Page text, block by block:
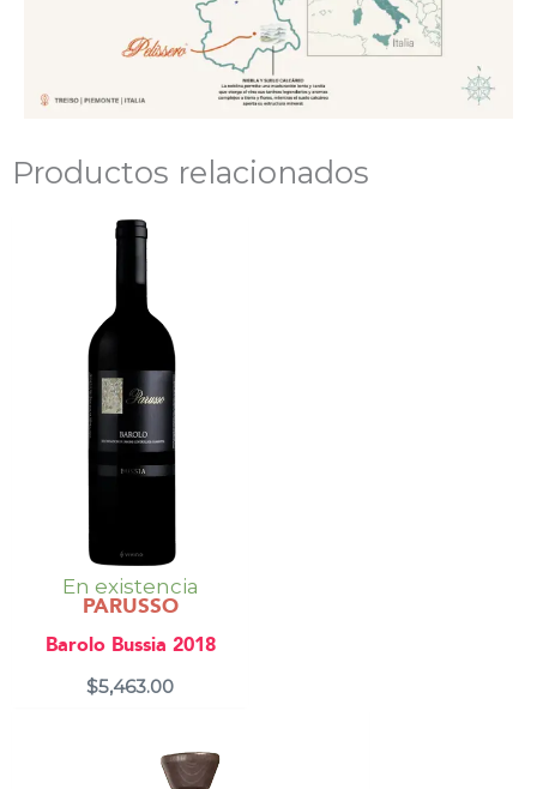
Productos relacionados
En existencia
PARUSSO
Barolo Bussia 2018
$5,463.00